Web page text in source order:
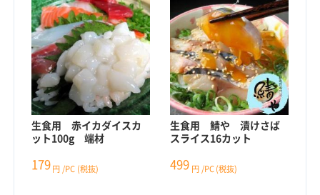
生食用 赤イカダイスカ
ット100g 端材
179 円 /PC (税抜)
生食用 鯖や 漬けさば
スライス16カット
499 円 /PC (税抜)